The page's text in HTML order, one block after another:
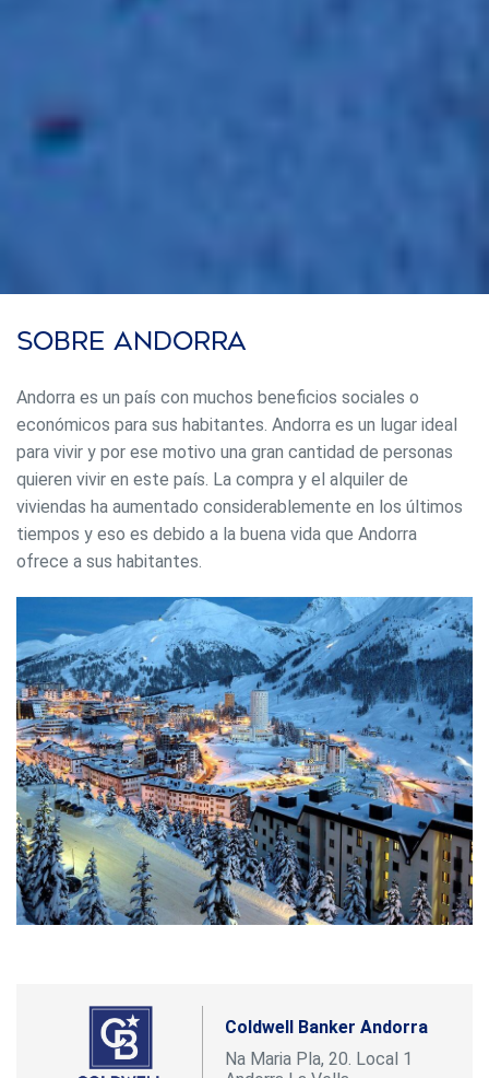
Sobre Andorra
Andorra es un país con muchos beneficios sociales o
económicos para sus habitantes. Andorra es un lugar ideal
para vivir y por ese motivo una gran cantidad de personas
quieren vivir en este país. La compra y el alquiler de
viviendas ha aumentado considerablemente en los últimos
tiempos y eso es debido a la buena vida que Andorra
ofrece a sus habitantes.
Coldwell Banker Andorra
Na Maria Pla, 20. Local 1